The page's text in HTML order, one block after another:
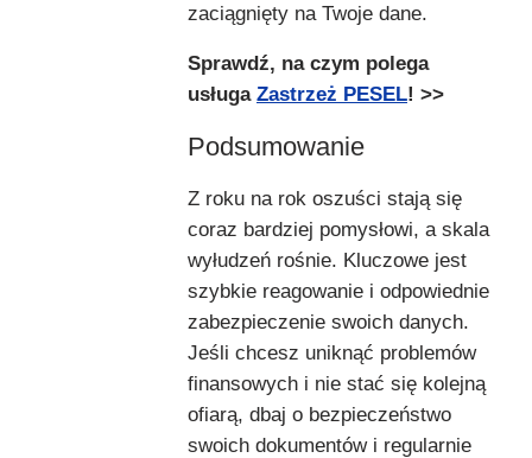
zaciągnięty na Twoje dane.
Sprawdź, na czym polega
usługa Zastrzeż PESEL! >>
Podsumowanie
Z roku na rok oszuści stają się
coraz bardziej pomysłowi, a skala
wyłudzeń rośnie. Kluczowe jest
szybkie reagowanie i odpowiednie
zabezpieczenie swoich danych.
Jeśli chcesz uniknąć problemów
finansowych i nie stać się kolejną
ofiarą, dbaj o bezpieczeństwo
swoich dokumentów i regularnie